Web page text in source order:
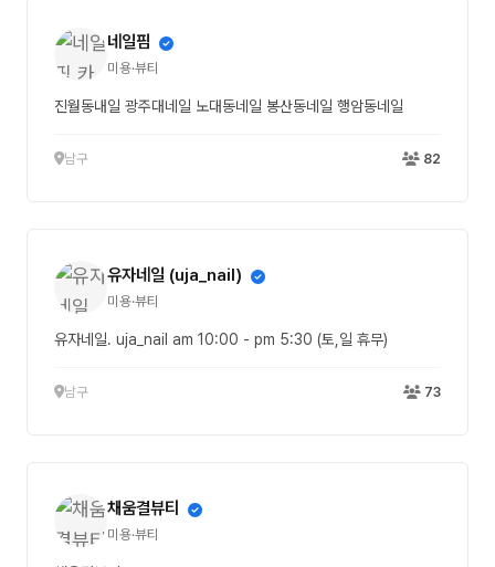
네일핌
미용·뷰티
진월동내일 광주대네일 노대동네일 봉산동네일 행암동네일
남구 82
유자네일 (uja_nail)
미용·뷰티
유자네일. uja_nail am 10:00 - pm 5:30 (토,일 휴무)
남구 73
채움결뷰티
미용·뷰티